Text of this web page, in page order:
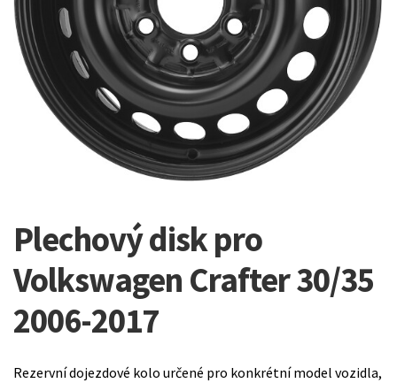
Plechový disk pro
Volkswagen Crafter 30/35
2006-2017
Rezervní dojezdové kolo určené pro konkrétní model vozidla,